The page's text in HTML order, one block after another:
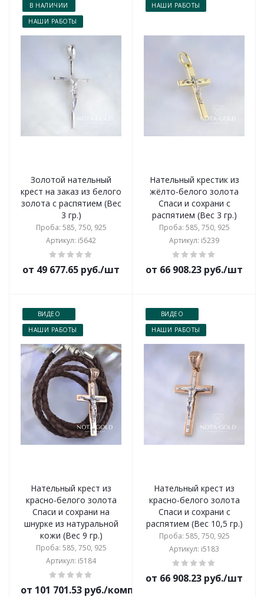
В НАЛИЧИИ
НАШИ РАБОТЫ
Золотой нательный
крест на заказ из белого
золота с распятием (Вес
3 гр.)
Проба: 585, 750, 925
Артикул: i5642
от 49 677.65 руб./шт
НАШИ РАБОТЫ
Нательный крестик из
жёлто-белого золота
Спаси и сохрани с
распятием (Вес 3 гр.)
Проба: 585, 750, 925
Артикул: i5239
от 66 908.23 руб./шт
ВИДЕО
НАШИ РАБОТЫ
Нательный крест из
красно-белого золота
Спаси и сохрани на
шнурке из натуральной
кожи (Вес 9 гр.)
Проба: 585, 750, 925
Артикул: i5184
от 101 701.53 руб./комплект
ВИДЕО
НАШИ РАБОТЫ
Нательный крест из
красно-белого золота
Спаси и сохрани с
распятием (Вес 10,5 гр.)
Проба: 585, 750, 925
Артикул: i5183
от 66 908.23 руб./шт